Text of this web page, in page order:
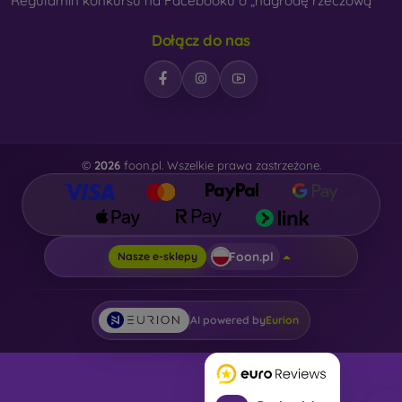
Dołącz do nas
© 2026foon.pl. Wszelkie prawa zastrzeżone.
Nasze e-sklepy Foon.pl
AI powered byEurion